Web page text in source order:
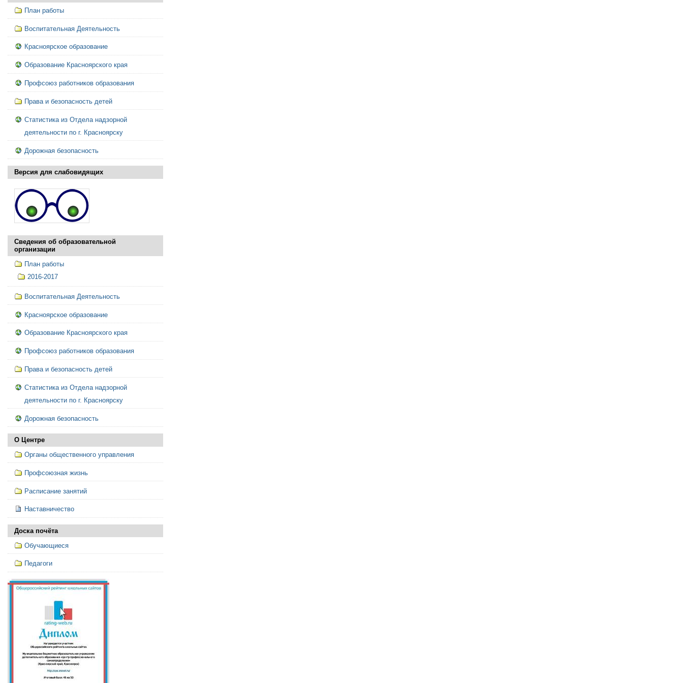
План работы
Воспитательная Деятельность
Красноярское образование
Образование Красноярского края
Профсоюз работников образования
Права и безопасность детей
Статистика из Отдела надзорной
деятельности по г. Красноярску
Дорожная безопасность
Версия для слабовидящих
Сведения об образовательной
организации
План работы
2016-2017
Воспитательная Деятельность
Красноярское образование
Образование Красноярского края
Профсоюз работников образования
Права и безопасность детей
Статистика из Отдела надзорной
деятельности по г. Красноярску
Дорожная безопасность
О Центре
Органы общественного управления
Профсоюзная жизнь
Расписание занятий
Наставничество
Доска почёта
Обучающиеся
Педагоги